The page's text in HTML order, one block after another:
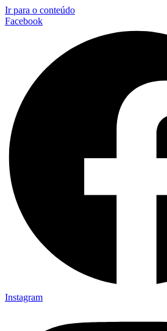
Ir para o conteúdo
Facebook
Instagram